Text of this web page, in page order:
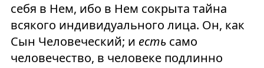
себя в Нем, ибо в Нем сокрыта тайна
всякого индивидуального лица. Он, как
Сын Человеческий; и естьсамо
человечество, в человеке подлинно